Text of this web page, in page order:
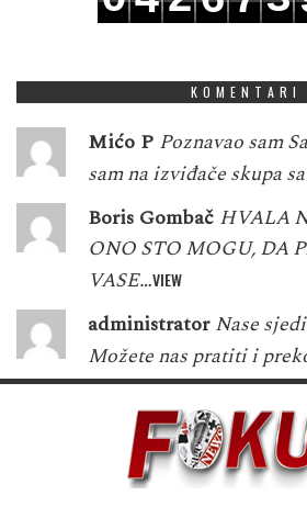
KOMENTARI
Mićo P Poznavao sam
sam na izviđače skupa
Boris Gombač HVALA
ONO STO MOGU, DA
VASE…VIEW
administrator Nase
Možete nas pratiti i